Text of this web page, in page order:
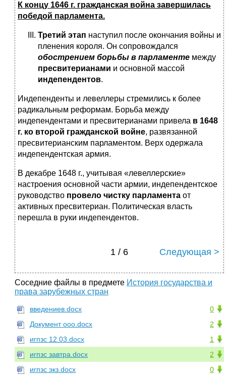
К концу 1646 г. гражданская война завершилась
победой парламента.
Третий этап наступил после окончания войны и
пленения короля. Он сопровождался
обострением борьбы в парламенте между
пресвитерианами и основной массой
индепендентов.
Индепенденты и левеллеры стремились к более
радикальным реформам. Борьба между
индепендентами и пресвитерианами привела в 1648
г. ко второй гражданской войне, развязанной
пресвитерианским парламентом. Верх одержала
индепендентская армия.
В декабре 1648 г., учитывая «левеллерские»
настроения основной части армии, индепендентское
руководство провело чистку парламента от
активных пресвитериан. Политическая власть
перешла в руки индепендентов.
1 / 6 Следующая >
Соседние файлы в предмете История государства и
права зарубежных стран
0
введениев.docx
2
Документ ооо.docx
1
игпзс 12.03.docx
2
игпзс завтра.docx
0
игпзс экз.docx